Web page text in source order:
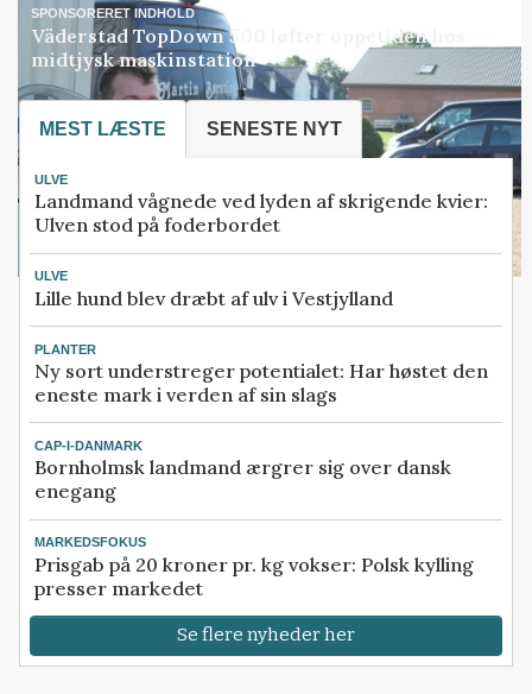
SPONSORERET INDHOLD
Väderstad TopDown 500 løfter oppetiden hos
midtjysk maskinstation
MEST LÆSTE SENESTE NYT
ULVE
Landmand vågnede ved lyden af skrigende kvier:
Ulven stod på foderbordet
ULVE
Lille hund blev dræbt af ulv i Vestjylland
PLANTER
Ny sort understreger potentialet: Har høstet den
eneste mark i verden af sin slags
CAP-I-DANMARK
Bornholmsk landmand ærgrer sig over dansk
enegang
MARKEDSFOKUS
Prisgab på 20 kroner pr. kg vokser: Polsk kylling
presser markedet
Se flere nyheder her